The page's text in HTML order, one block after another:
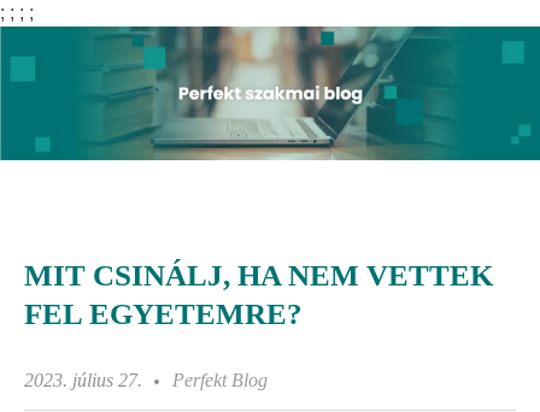
; ; ; ;
MIT CSINÁLJ, HA NEM VETTEK
FEL EGYETEMRE?
2023. július 27. Perfekt Blog